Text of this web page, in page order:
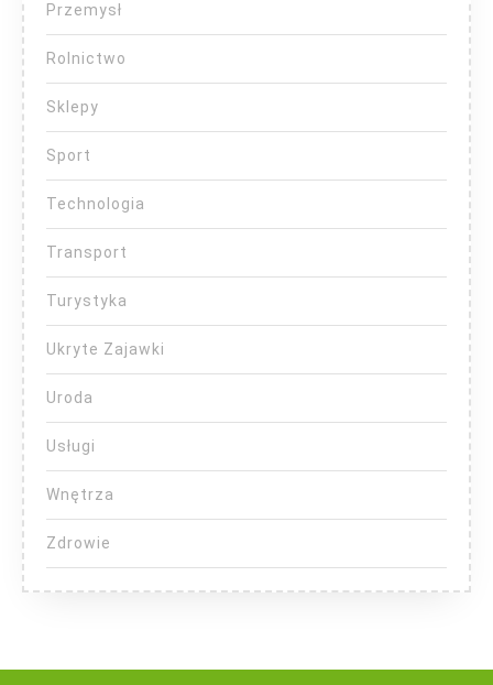
Przemysł
Rolnictwo
Sklepy
Sport
Technologia
Transport
Turystyka
Ukryte Zajawki
Uroda
Usługi
Wnętrza
Zdrowie